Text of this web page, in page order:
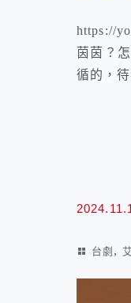
https://
茵茵？
循的，
台劇 ,